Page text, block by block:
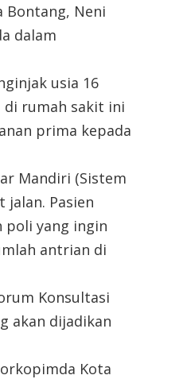
Bontang, Neni
dalam
usia 16
di rumah sakit ini
prima kepada
Mandiri (Sistem
Pasien
poli yang ingin
antrian di
Konsultasi
akan dijadikan
Kota